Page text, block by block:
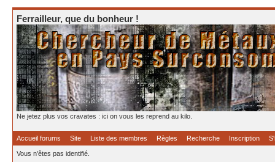
Ferrailleur, que du bonheur !
Ne jetez plus vos cravates : ici on vous les reprend au kilo.
Accueil forums Site Liste des membres Règles Recherche Inscription
Vous n'êtes pas identifié.